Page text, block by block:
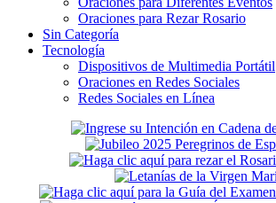
Oraciones para Rezar Rosario
Sin Categoría
Tecnología
Dispositivos de Multimedia Portátil
Oraciones en Redes Sociales
Redes Sociales en Línea
Secondary
Sidebar